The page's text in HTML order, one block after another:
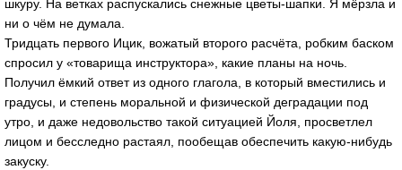
шкуру. На ветках распускались снежные цветы-шапки. Я мёрзла и
ни о чём не думала.
Тридцать первого Ицик, вожатый второго расчёта, робким баском
спросил у «товарища инструктора», какие планы на ночь.
Получил ёмкий ответ из одного глагола, в который вместились и
градусы, и степень моральной и физической деградации под
утро, и даже недовольство такой ситуацией Йоля, просветлел
лицом и бесследно растаял, пообещав обеспечить какую-нибудь
закуску.